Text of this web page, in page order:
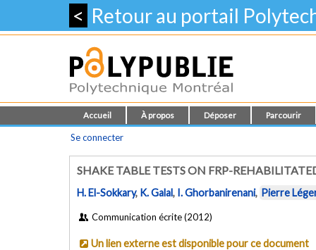
< Retour au portail
Accueil À propos Déposer Parcourir
Se connecter
SHAKE TABLE TESTS ON FRP-
H. El-Sokkary, K. Galal, I. Ghorbanirenani, Pierre
Communication écrite (2012)
Un lien externe est disponible pour ce document